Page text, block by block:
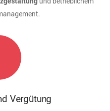
Vergütung